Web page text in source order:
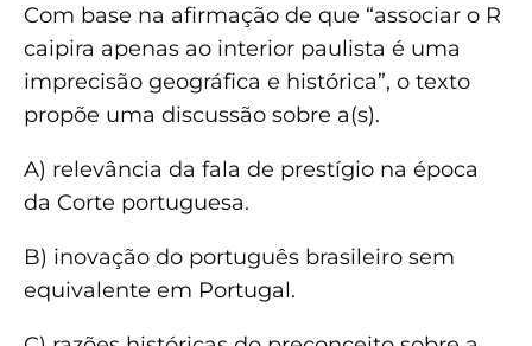
Com base na afirmação de que “associar o R
caipira apenas ao interior paulista é uma
imprecisão geográfica e histórica”, o texto
propõe uma discussão sobre a(s).
A) relevância da fala de prestígio na época
da Corte portuguesa.
B) inovação do português brasileiro sem
equivalente em Portugal.